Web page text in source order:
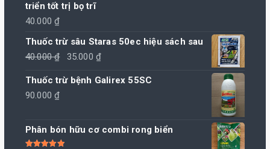
triển tốt trị bọ trĩ
40.000₫
Thuốc trừ sâu Staras 50ec hiệu sách sau
40.000₫
Giá
là:
35.000 ₫
tại
Thuốc trừ bệnh Galirex 55SC
90.000₫
Phân bón hữu cơ combi rong biển